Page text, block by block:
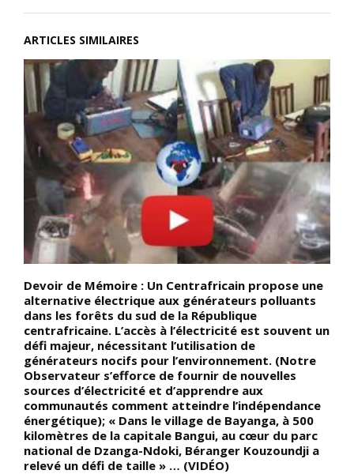
ARTICLES SIMILAIRES
Devoir de Mémoire : Un Centrafricain propose une
alternative électrique aux générateurs polluants
dans les forêts du sud de la République
centrafricaine. L’accès à l’électricité est souvent un
défi majeur, nécessitant l’utilisation de
générateurs nocifs pour l’environnement. (Notre
Observateur s’efforce de fournir de nouvelles
sources d’électricité et d’apprendre aux
communautés comment atteindre l’indépendance
énergétique); « Dans le village de Bayanga, à 500
kilomètres de la capitale Bangui, au cœur du parc
national de Dzanga-Ndoki, Béranger Kouzoundji a
relevé un défi de taille » … (VIDÉO)